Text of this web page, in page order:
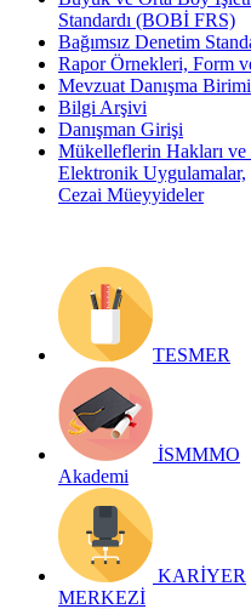
Standardı (BOBİ FRS)
Bağımsız Denetim
Rapor Örnekleri, Form
Mevzuat Danışma Birimi
Bilgi Arşivi
Danışman Girişi
Mükelleflerin Hakları ve
Elektronik Uygulamalar,
Cezai Müeyyideler
TESMER
İSMMMO
Akademi
KARİYER
MERKEZİ